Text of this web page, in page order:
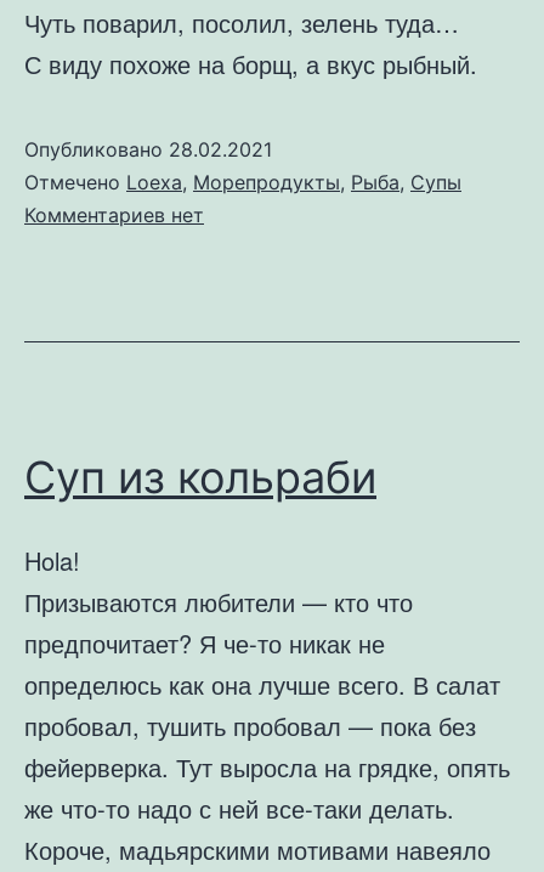
Чуть поварил, посолил, зелень туда…
С виду похоже на борщ, а вкус рыбный.
Опубликовано 28.02.2021
Отмечено Loexa, Морепродукты, Рыба, Супы
Комментариев к
партизански
нет
Суп из кольраби
Hola!
Призываются любители — кто что
предпочитает? Я че-то никак не
определюсь как она лучше всего. В салат
пробовал, тушить пробовал — пока без
фейерверка. Тут выросла на грядке, опять
же что-то надо с ней все-таки делать.
Короче, мадьярскими мотивами навеяло